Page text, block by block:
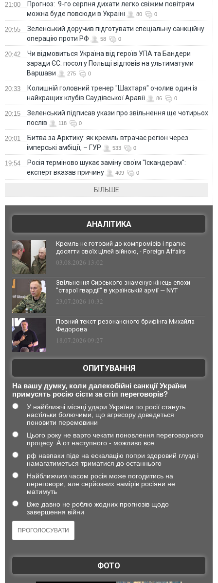
21:00
Прогноз: 9-го серпня дихати легко свіжим повітрям
можна буде повсюди в Україні
80 0
20:55
Зеленський доручив підготувати спеціальну санкційну
операцію проти РФ
58 0
20:42
Чи відмовиться Україна від героїв УПА та Бандери
заради ЄС: посол у Польщі відповів на ультиматуми
Варшави
275 0
20:33
Колишній головний тренер "Шахтаря" очолив один із
найкращих клубів Саудівської Аравії
86 0
20:15
Зеленський підписав укази про звільнення ще чотирьох
послів
118 0
20:01
Битва за Арктику: як кремль втрачає регіон через
імперські амбіції, – ГУР
533 0
19:54
Росія терміново шукає заміну своїм "Іскандерам":
експерт вказав причину
409 0
БІЛЬШЕ
АНАЛІТИКА
Кремль не готовий до компромісів і прагне
досягти своїх цілей війною, - Foreign Affairs
03.08.2026 13:02
Звільнення Сирського знаменує кінець епохи
"старої гвардії" в українській армії — NYT
23.07.2026 10:32
Повний текст резонансного брифінга Михайла
Федорова
18.07.2026 09:27
ОПИТУВАННЯ
На вашу думку, коли далекобійні санкції України
примусять росію сісти за стіл переговорів?
У найближчі місяці удари України по росії стануть
настільки болючими, що агресору доведеться
поновити перемовини
Цього року не варто чекати поновлення переговорного
процесу. А от наступного - можливо все
рф навпаки піде на ескалацію попри здоровий глузд і
намагатиметься триматися до останнього
Найближчим часом росія може погодитись на
переговори, але серйозних намірів росіяни не
матимуть
Вже давно не роблю жодних прогнозів щодо
завершення війни
ФОТО